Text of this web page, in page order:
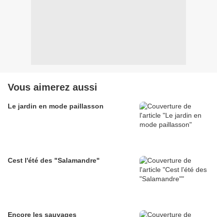
Vous aimerez aussi
Le jardin en mode paillasson
Cest l'été des "Salamandre"
Encore les sauvages